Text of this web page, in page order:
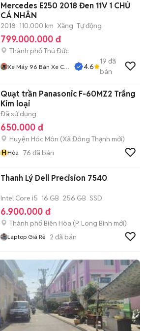
Mercedes E250 2018 Đen 11V 1 CHỦ
CÁ NHÂN
2018 110.000 km Xăng Tự động
799.000.000 đ
Thành phố Thủ Đức
Xe Máy 96 Bán Xe Cũ
4.6
19 đã
bán
Quạt trần Panasonic F-60MZ2 Trắng
Kim loại
Đã sử dụng
650.000 đ
Huyện Hóc Môn (Xã Đông Thạnh mới)
HHòa 76 đã bán
Thanh Lý Dell Precision 7540
Intel Core i5 16 GB 256 GB SSD
6.900.000 đ
Thành phố Biên Hòa (P. Long Bình mới)
Laptop Giá Rẻ 2 đã bán